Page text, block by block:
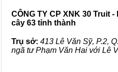
CÔNG TY CP XNK 30 Truit
cây 63 tỉnh thành
Trụ sở: 413 Lê Văn Sỹ, P.2,
ngã tư Phạm Văn Hai với Lê